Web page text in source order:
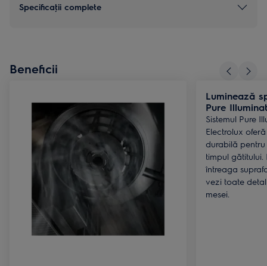
Specificaţii complete
Beneficii
Luminează
Pure
Sistemul Pure
Electrolux
durabilă
timpul gătitului.
întreaga
vezi toate
mesei.